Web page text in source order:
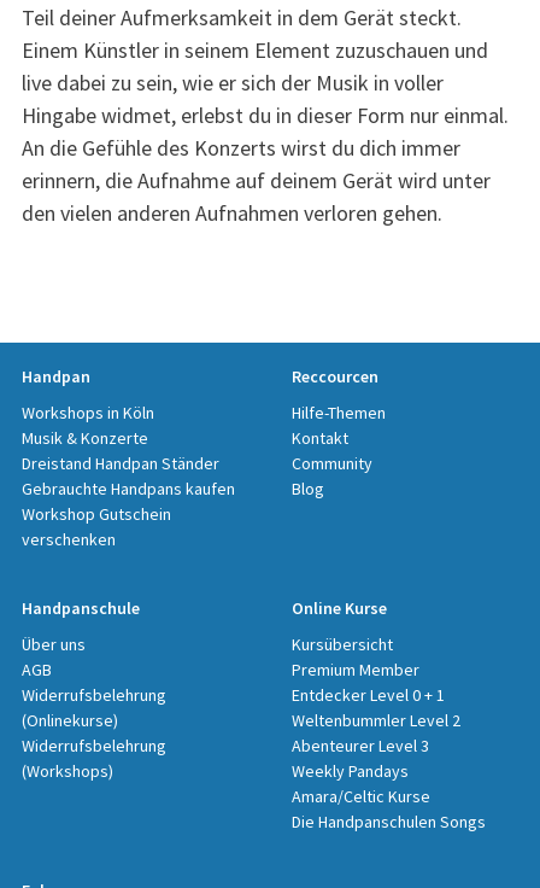
Teil deiner Aufmerksamkeit in dem Gerät steckt.
Einem Künstler in seinem Element zuzuschauen und
live dabei zu sein, wie er sich der Musik in voller
Hingabe widmet, erlebst du in dieser Form nur einmal.
An die Gefühle des Konzerts wirst du dich immer
erinnern, die Aufnahme auf deinem Gerät wird unter
den vielen anderen Aufnahmen verloren gehen.
Handpan
Workshops in Köln
Musik & Konzerte
Dreistand Handpan Ständer
Gebrauchte Handpans kaufen
Workshop Gutschein
verschenken
Reccourcen
Hilfe-Themen
Kontakt
Community
Blog
Handpanschule
Über uns
AGB
Widerrufsbelehrung
(Onlinekurse)
Widerrufsbelehrung
(Workshops)
Online Kurse
Kursübersicht
Premium Member
Entdecker Level 0 + 1
Weltenbummler Level 2
Abenteurer Level 3
Weekly Pandays
Amara/Celtic Kurse
Die Handpanschulen Songs